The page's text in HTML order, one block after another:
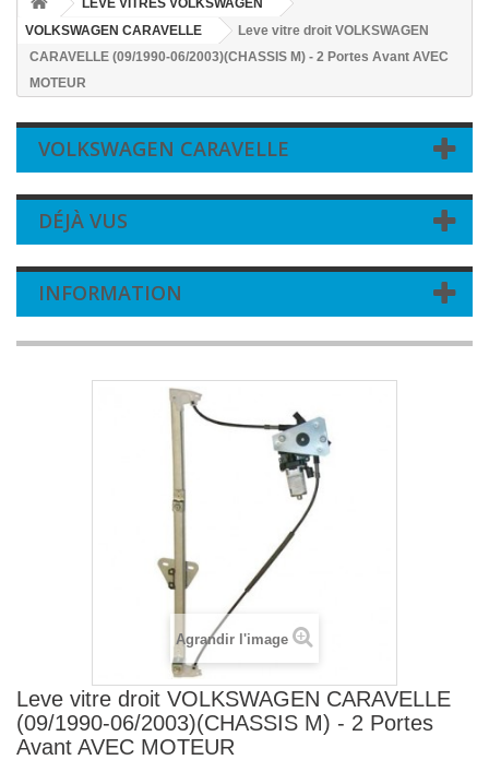
LEVE VITRES VOLKSWAGEN
VOLKSWAGEN CARAVELLE
Leve vitre droit VOLKSWAGEN
CARAVELLE (09/1990-06/2003)(CHASSIS M) - 2 Portes Avant AVEC
MOTEUR
VOLKSWAGEN CARAVELLE
DÉJÀ VUS
INFORMATION
Agrandir l'image
Leve vitre droit VOLKSWAGEN CARAVELLE
(09/1990-06/2003)(CHASSIS M) - 2 Portes
Avant AVEC MOTEUR